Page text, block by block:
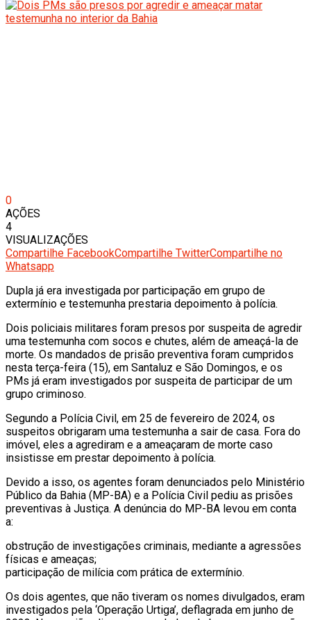
0
AÇÕES
4
VISUALIZAÇÕES
Compartilhe FacebookCompartilhe TwitterCompartilhe no
Whatsapp
Dupla já era investigada por participação em grupo de
extermínio e testemunha prestaria depoimento à polícia.
Dois policiais militares foram presos por suspeita de agredir
uma testemunha com socos e chutes, além de ameaçá-la de
morte. Os mandados de prisão preventiva foram cumpridos
nesta terça-feira (15), em Santaluz e São Domingos, e os
PMs já eram investigados por suspeita de participar de um
grupo criminoso.
Segundo a Polícia Civil, em 25 de fevereiro de 2024, os
suspeitos obrigaram uma testemunha a sair de casa. Fora do
imóvel, eles a agrediram e a ameaçaram de morte caso
insistisse em prestar depoimento à polícia.
Devido a isso, os agentes foram denunciados pelo Ministério
Público da Bahia (MP-BA) e a Polícia Civil pediu as prisões
preventivas à Justiça. A denúncia do MP-BA levou em conta
a:
obstrução de investigações criminais, mediante a agressões
físicas e ameaças;
participação de milícia com prática de extermínio.
Os dois agentes, que não tiveram os nomes divulgados, eram
investigados pela ‘Operação Urtiga’, deflagrada em junho de